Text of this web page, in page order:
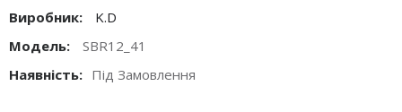
Виробник:
K.D
Модель:
SBR12_41
Наявність: Під Замовлення